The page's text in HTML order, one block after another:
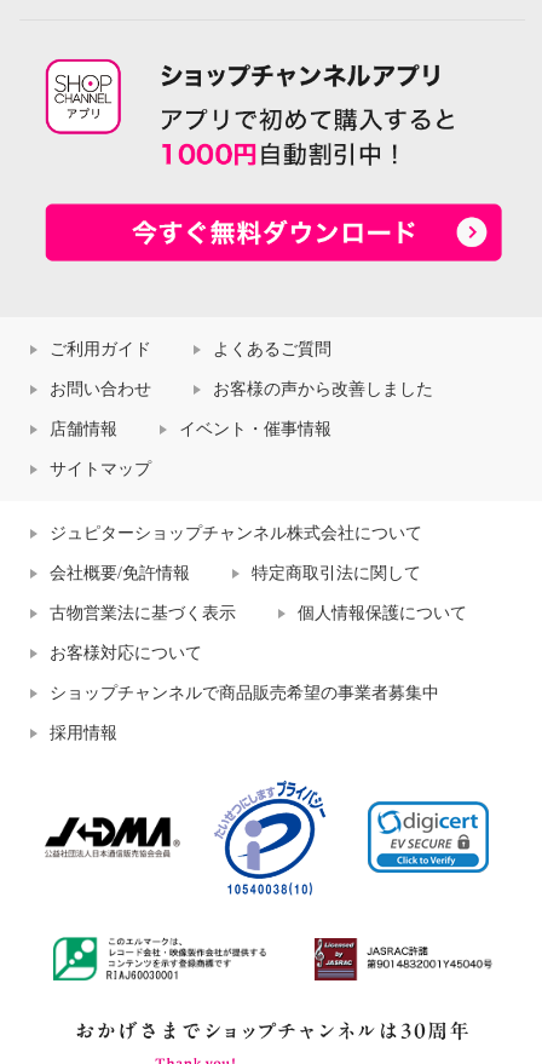
ご利用ガイド よくあるご質問
お問い合わせ お客様の声から改善しました
店舗情報 イベント・催事情報
サイトマップ
ジュピターショップチャンネル株式会社について
会社概要/免許情報 特定商取引法に関して
古物営業法に基づく表示 個人情報保護について
お客様対応について
ショップチャンネルで商品販売希望の事業者募集中
採用情報